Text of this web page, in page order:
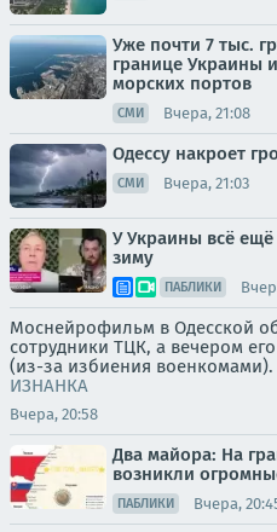
Уже почти 7 тыс.
границе Украины
морских портов
СМИ Вчера, 21:08
Одессу накроет
СМИ Вчера, 21:03
У Украины всё ещё
зиму
ПАБЛИКИ
Моснейрофильм в Одесской
сотрудники ТЦК, а вечером
(из-за избиения
ИЗНАНКА
Вчера, 20:58
Два майора: На
возникли
ПАБЛИКИ Вчера,